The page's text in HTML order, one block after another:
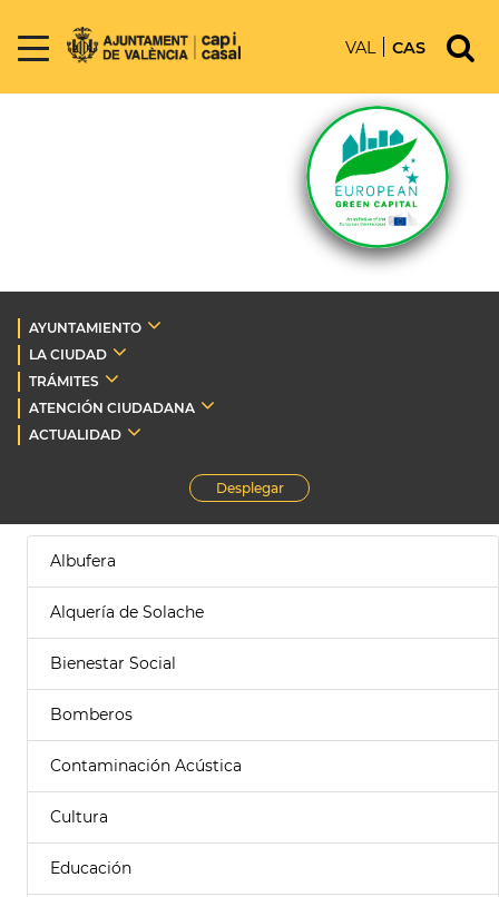
VAL CAS
AYUNTAMIENTO
LA CIUDAD
TRÁMITES
ATENCIÓN CIUDADANA
ACTUALIDAD
Desplegar
Albufera
Alquería de Solache
Bienestar Social
Bomberos
Contaminación Acústica
Cultura
Educación